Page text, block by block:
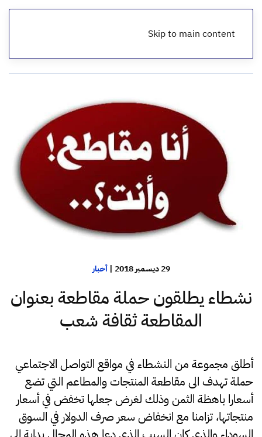
Skip to main content
الرئيسية
29 ديسمبر 2018 |أخبار
نشطاء يطلقون حملة مقاطعة بعنوان
المقاطعة ثقافة شعب
أطلق مجموعة من النشطاء في مواقع التواصل الاجتماعي
حملة تهدف الى مقاطعة المنتجات والمطاعم التي تضع
أسعارا باهظة الثمن وذلك لغرض جعلها تخفض في أسعار
منتجاتها، تزامنا مع انخفاض سعر صرف الدولار في السوق